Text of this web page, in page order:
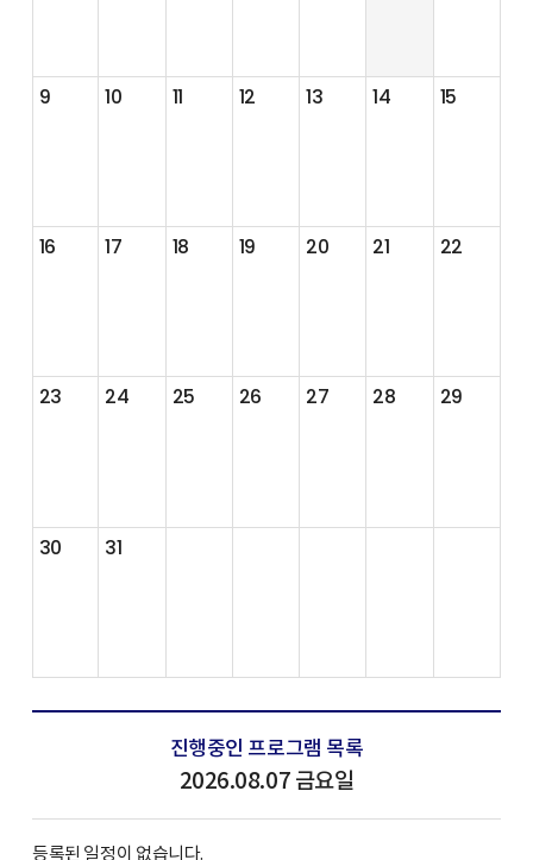
9 10 11 12 13 14 15
16 17 18 19 20 21 22
23 24 25 26 27 28 29
30 31
진행중인 프로그램 목록
2026.08.07 금요일
등록된 일정이 없습니다.